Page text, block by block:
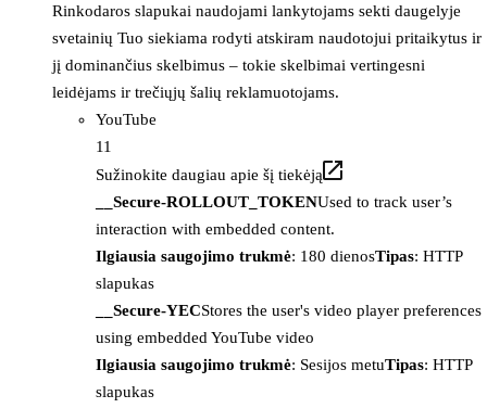
Rinkodaros slapukai naudojami lankytojams sekti daugelyje
svetainių Tuo siekiama rodyti atskiram naudotojui pritaikytus ir
jį dominančius skelbimus – tokie skelbimai vertingesni
leidėjams ir trečiųjų šalių reklamuotojams.
YouTube
11
Sužinokite daugiau apie šį tiekėją
__Secure-ROLLOUT_TOKENUsed to track user’s
interaction with embedded content.
Ilgiausia saugojimo trukmė: 180 dienosTipas: HTTP
slapukas
__Secure-YECStores the user's video player preferences
using embedded YouTube video
Ilgiausia saugojimo trukmė: Sesijos metuTipas: HTTP
slapukas